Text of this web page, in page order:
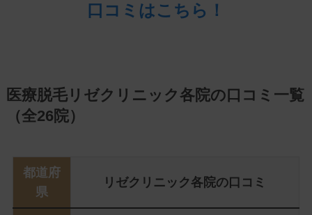
口コミはこちら！
医療脱毛リゼクリニック各院の口コミ一覧
（全26院）
都道府
県
リゼクリニック各院の口コミ